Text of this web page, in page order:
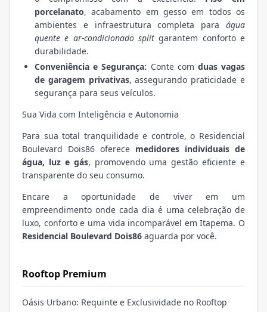
porcelanato, acabamento em gesso em todos os
ambientes e infraestrutura completa para água
quente e ar-condicionado split garantem conforto e
durabilidade.
Conveniência e Segurança: Conte com duas vagas
de garagem privativas, assegurando praticidade e
segurança para seus veículos.
Sua Vida com Inteligência e Autonomia
Para sua total tranquilidade e controle, o Residencial
Boulevard Dois86 oferece medidores individuais de
água, luz e gás, promovendo uma gestão eficiente e
transparente do seu consumo.
Encare a oportunidade de viver em um
empreendimento onde cada dia é uma celebração de
luxo, conforto e uma vida incomparável em Itapema. O
Residencial Boulevard Dois86 aguarda por você.
Rooftop Premium
Oásis Urbano: Requinte e Exclusividade no Rooftop